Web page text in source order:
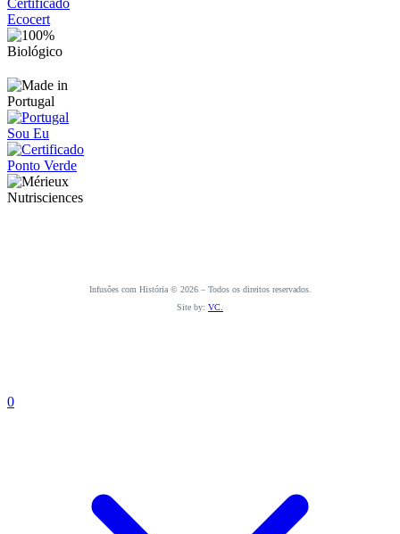
Infusões com História © 2026 – Todos os direitos reservados.
Site by: VC.
0